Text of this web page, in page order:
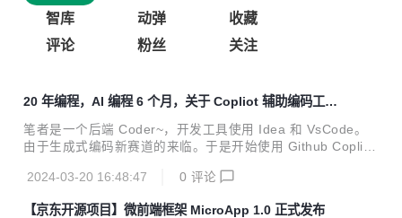
智库
动弹
收藏
评论
粉丝 关注
20 年编程，AI 编程 6 个月，关于 Copliot 辅助编码工
具，你想知道的都在这里
笔者是一个后端 Coder~，开发工具使用 Idea 和 VsCode。
由于生成式编码新赛道的来临。于是开始使用 Github Coplilo
Comate、CodeGeeX2 等不下 10 种的工具。
2024-03-20 16:48:47 0 评论
【京东开源项目】微前端框架 MicroApp 1.0 正式发布